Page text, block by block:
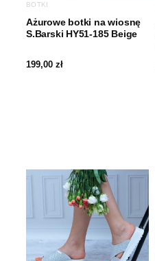
BOTKI
Ażurowe botki na wiosnę
S.Barski HY51-185 Beige
199,00 zł